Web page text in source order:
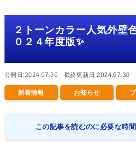
２トーンカラー人気外壁
０２４年度版✨
公開日:2024.07.30 最終更新日:2024.07.30
新着情報 お知らせ
この記事を読むのに必要な時